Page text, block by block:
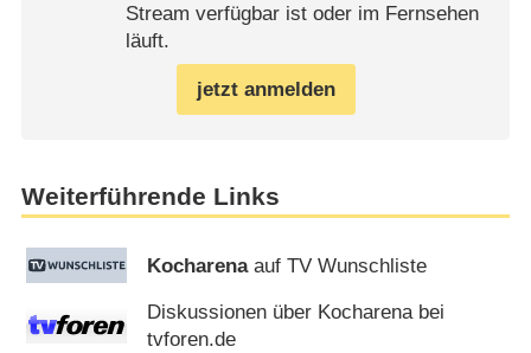
Stream verfügbar ist oder im Fernsehen
läuft.
jetzt anmelden
Weiterführende Links
Kocharenaauf TV Wunschliste
Diskussionen über Kocharena bei
tvforen.de